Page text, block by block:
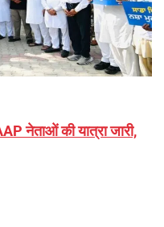
नेताओं की यात्रा जारी,